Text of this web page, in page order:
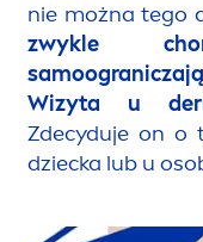
nie można tego
zwykle
Wizyta u
Zdecyduje on o
dziecka lub u